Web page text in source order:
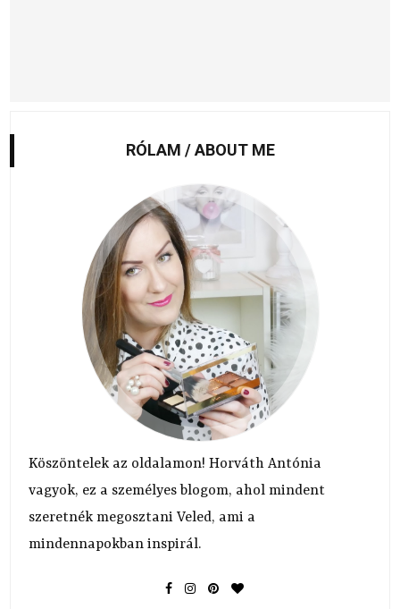
RÓLAM / ABOUT ME
Köszöntelek az oldalamon! Horváth Antónia
vagyok, ez a személyes blogom, ahol mindent
szeretnék megosztani Veled, ami a
mindennapokban inspirál.